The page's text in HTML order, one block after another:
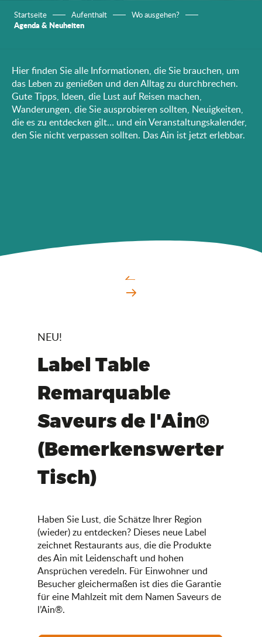
Startseite Aufenthalt Wo ausgehen?
Agenda & Neuheiten
Hier finden Sie alle Informationen, die Sie brauchen, um
das Leben zu genießen und den Alltag zu durchbrechen.
Gute Tipps, Ideen, die Lust auf Reisen machen,
Wanderungen, die Sie ausprobieren sollten, Neuigkeiten,
die es zu entdecken gilt… und ein Veranstaltungskalender,
den Sie nicht verpassen sollten. Das Ain ist jetzt erlebbar.
NEU!
Label Table
Remarquable
Saveurs de l'Ain®
(Bemerkenswerter
Tisch)
Haben Sie Lust, die Schätze Ihrer Region
(wieder) zu entdecken? Dieses neue Label
zeichnet Restaurants aus, die die Produkte
des Ain mit Leidenschaft und hohen
Ansprüchen veredeln. Für Einwohner und
Besucher gleichermaßen ist dies die Garantie
für eine Mahlzeit mit dem Namen Saveurs de
l’Ain®.